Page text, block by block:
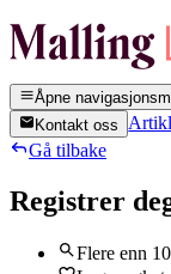
Åpne
Kontakt oss
Gå tilbake
Registrer
Flere enn